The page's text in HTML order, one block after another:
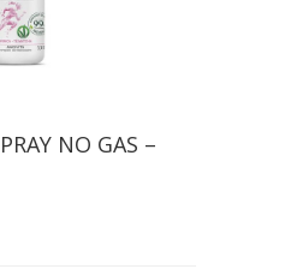
NO GAS –